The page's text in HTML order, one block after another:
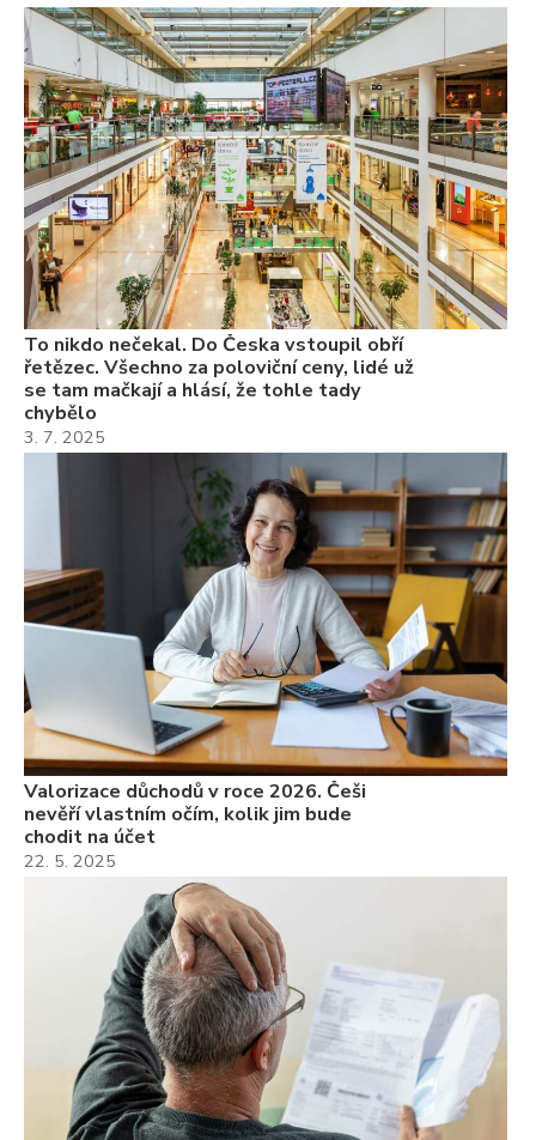
To nikdo nečekal. Do Česka vstoupil obří
řetězec. Všechno za poloviční ceny, lidé už
se tam mačkají a hlásí, že tohle tady
chybělo
3. 7. 2025
Valorizace důchodů v roce 2026. Češi
nevěří vlastním očím, kolik jim bude
chodit na účet
22. 5. 2025